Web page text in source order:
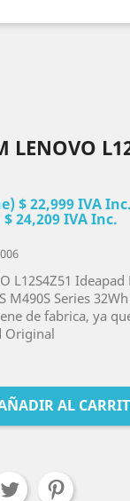
LENOVO
$ 22,999 IVA Inc.
24,209 IVA Inc.
L12S4Z51 Ideapad
M490S Series
de fabrica, ya
Original
AL